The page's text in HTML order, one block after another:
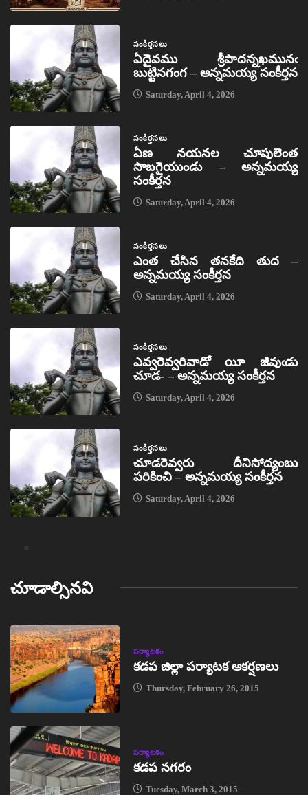
సంకీర్తనలు
ఏదైవము శ్రీపాదన్నఖమునఁ
బుట్టినగంగ – అన్నమయ్య సంకీర్తన
Saturday, April 4, 2026
సంకీర్తనలు
ఏణ నయనల చూపులెంత
సొబగైయుండు – అన్నమయ్య
సంకీర్తన
Saturday, April 4, 2026
సంకీర్తనలు
ఎంత చేసిన తనకేది తుద –
అన్నమయ్య సంకీర్తన
Saturday, April 4, 2026
సంకీర్తనలు
ఎవ్వరెవ్వరివాడో యీ జీవుఁడు
చూడ- – అన్నమయ్య సంకీర్తన
Saturday, April 4, 2026
సంకీర్తనలు
చూడరెవ్వరు దీనిసోద్యంబు
పరికించి – అన్నమయ్య సంకీర్తన
Saturday, April 4, 2026
చూడాల్సినవి
పర్యాటకం
కడప జిల్లా పర్యాటక ఆకర్షణలు
Thursday, February 26, 2015
పర్యాటకం
కడప నగరం
Tuesday, March 3, 2015